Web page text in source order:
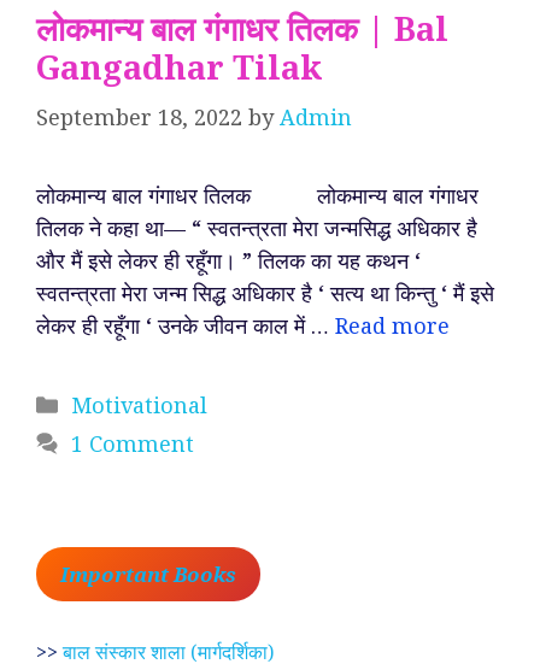
लोकमान्य बाल गंगाधर तिलक | Bal
Gangadhar Tilak
September 18, 2022 byAdmin
लोकमान्य बाल गंगाधर तिलक लोकमान्य बाल गंगाधर
तिलक ने कहा था— “ स्वतन्त्रता मेरा जन्मसिद्ध अधिकार है
और मैं इसे लेकर ही रहूँगा। ” तिलक का यह कथन ‘
स्वतन्त्रता मेरा जन्म सिद्ध अधिकार है ‘ सत्य था किन्तु ‘ मैं इसे
लेकर ही रहूँगा ‘ उनके जीवन काल में … Read more
Categories
Motivational
1 Comment
Important Books
>>बाल संस्कार शाला (मार्गदर्शिका)